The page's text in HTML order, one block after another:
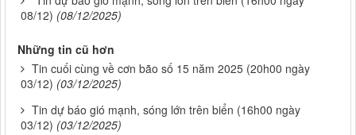
08/12) (08/12/2025)
Những tin cũ hơn
Tin cuối cùng về cơn bão số 15 năm 2025 (20h00 ngày
03/12) (03/12/2025)
Tin dự báo gió mạnh, sóng lớn trên biển (16h00 ngày
03/12) (03/12/2025)